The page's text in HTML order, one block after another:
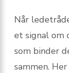
Når
et signal om
som binder
sammen.